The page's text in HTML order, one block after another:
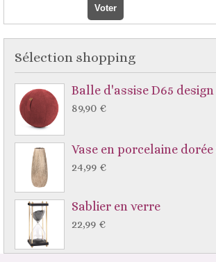
Sélection shopping
Balle d'assise D65
89,90 €
Vase en porcelaine dorée
24,99 €
Sablier en verre
22,99 €